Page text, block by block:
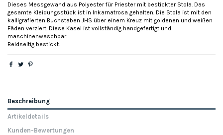
(1 Bewertung)
Dieses Messgewand aus Polyester für Priester mit bestickter Stola. Das
gesamte Kleidungsstück ist in Inkarnatrosa gehalten. Die Stola ist mit den
kalligrafierten Buchstaben JHS über einem Kreuz mit goldenen und weißen
Fäden verziert. Diese Kasel ist vollständig handgefertigt und
maschinenwaschbar.
Beidseitig bestickt.
Beschreibung
Artikeldetails
Kunden-Bewertungen